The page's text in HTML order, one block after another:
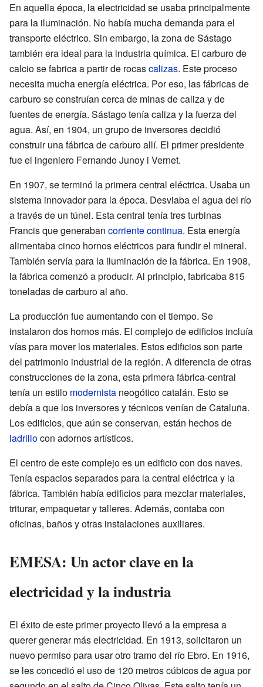
En aquella época, la electricidad se usaba principalmente
para la iluminación. No había mucha demanda para el
transporte eléctrico. Sin embargo, la zona de Sástago
también era ideal para la industria química. El carburo de
calcio se fabrica a partir de rocascalizas. Este proceso
necesita mucha energía eléctrica. Por eso, las fábricas de
carburo se construían cerca de minas de caliza y de
fuentes de energía. Sástago tenía caliza y la fuerza del
agua. Así, en 1904, un grupo de inversores decidió
construir una fábrica de carburo allí. El primer presidente
fue el ingeniero Fernando Junoy i Vernet.
En 1907, se terminó la primera central eléctrica. Usaba un
sistema innovador para la época. Desviaba el agua del río
a través de un túnel. Esta central tenía tres turbinas
Francis que generaban corriente continua. Esta energía
alimentaba cinco hornos eléctricos para fundir el mineral.
También servía para la iluminación de la fábrica. En 1908,
la fábrica comenzó a producir. Al principio, fabricaba 815
toneladas de carburo al año.
La producción fue aumentando con el tiempo. Se
instalaron dos hornos más. El complejo de edificios incluía
vías para mover los materiales. Estos edificios son parte
del patrimonio industrial de la región. A diferencia de otras
construcciones de la zona, esta primera fábrica-central
tenía un estilo modernista neogótico catalán. Esto se
debía a que los inversores y técnicos venían de Cataluña.
Los edificios, que aún se conservan, están hechos de
ladrillocon adornos artísticos.
El centro de este complejo es un edificio con dos naves.
Tenía espacios separados para la central eléctrica y la
fábrica. También había edificios para mezclar materiales,
triturar, empaquetar y talleres. Además, contaba con
oficinas, baños y otras instalaciones auxiliares.
EMESA: Un actor clave en la
electricidad y la industria
El éxito de este primer proyecto llevó a la empresa a
querer generar más electricidad. En 1913, solicitaron un
nuevo permiso para usar otro tramo del río Ebro. En 1916,
se les concedió el uso de 120 metros cúbicos de agua por